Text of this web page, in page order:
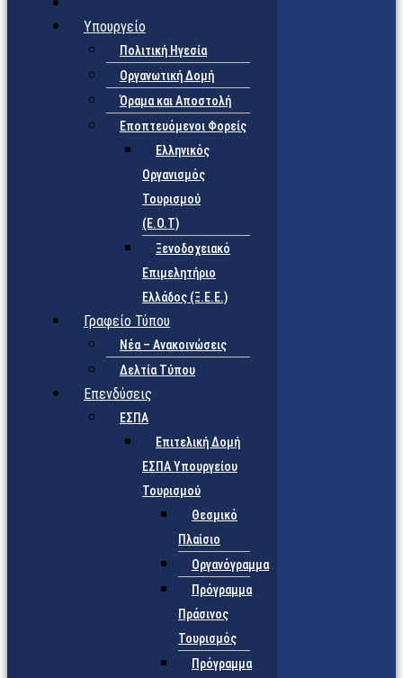
Υπουργείο
Πολιτική Ηγεσία
Οργανωτική Δομή
Όραμα και Αποστολή
Εποπτευόμενοι Φορείς
Eλληνικός
Οργανισμός
Τουρισμού
(Ε.Ο.Τ)
Ξενοδοχειακό
Επιμελητήριο
Ελλάδος (Ξ.Ε.Ε.)
Γραφείο Τύπου
Νέα – Ανακοινώσεις
Δελτία Τύπου
Επενδύσεις
ΕΣΠΑ
Επιτελική Δομή
ΕΣΠΑ Υπουργείου
Τουρισμού
Θεσμικό
Πλαίσιο
Οργανόγραμμα
Πρόγραμμα
Πράσινος
Τουρισμός
Πρόγραμμα